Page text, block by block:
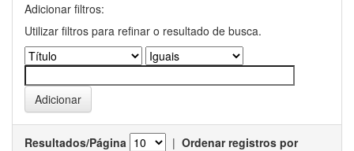
Adicionar filtros:
Utilizar filtros para refinar o resultado de busca.
Resultados/Página | Ordenar registros por